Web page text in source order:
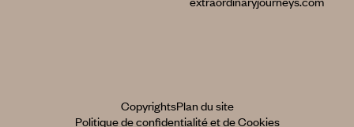
CopyrightsPlan du site
Politique de confidentialité et de Cookies